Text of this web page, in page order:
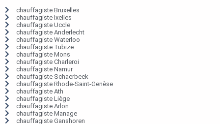
chauffagiste Bruxelles
chauffagiste Ixelles
chauffagiste Uccle
chauffagiste Anderlecht
chauffagiste Waterloo
chauffagiste Tubize
chauffagiste Mons
chauffagiste Charleroi
chauffagiste Namur
chauffagiste Schaerbeek
chauffagiste Rhode-Saint-Genèse
chauffagiste Ath
chauffagiste Liège
chauffagiste Arlon
chauffagiste Manage
chauffagiste Ganshoren